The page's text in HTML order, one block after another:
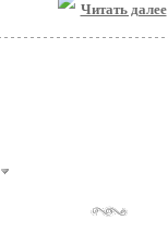
Читать далее